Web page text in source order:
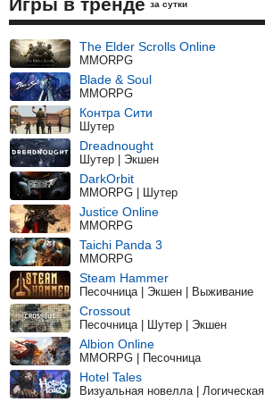
Игры в тренде за сутки
The Elder Scrolls Online
MMORPG
Blade & Soul
MMORPG
Контра Сити
Шутер
Dreadnought
Шутер | Экшен
DarkOrbit
MMORPG | Шутер
Justice Online
MMORPG
Taichi Panda 3
MMORPG
Steam Hammer
Песочница | Экшен | Выживание
Crossout
Песочница | Шутер | Экшен
Albion Online
MMORPG | Песочница
Hotel Tales
Визуальная новелла | Логическая